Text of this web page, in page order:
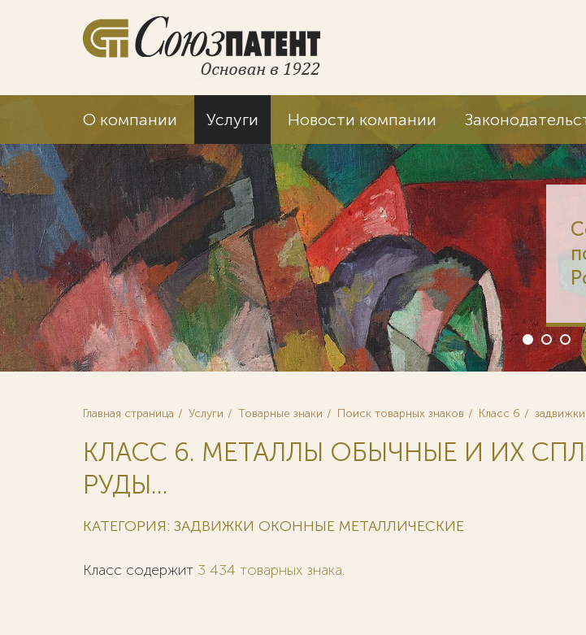
О компании Услуги Новости компании
Главная страница Услуги Товарные знаки Поиск товарных знаков Класс 6
КЛАСС 6. МЕТАЛЛЫ ОБЫЧНЫЕ И ИХ
РУДЫ...
КАТЕГОРИЯ: ЗАДВИЖКИ ОКОННЫЕ МЕТАЛЛИЧЕСКИЕ
Класс содержит 3 434 товарных знака.